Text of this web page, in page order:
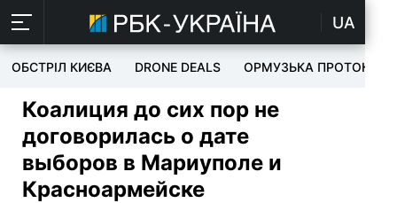
UA
ОБСТРІЛ КИЄВА DRONE DEALS ОРМУЗЬКА ПРОТОКА
Коалиция до сих пор не
договорилась о дате
выборов в Мариуполе и
Красноармейске